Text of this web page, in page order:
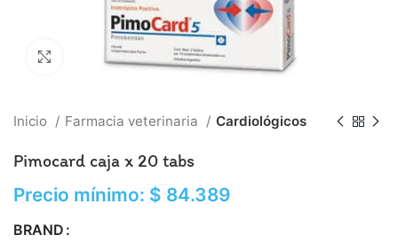
Click to enlarge
Inicio Farmacia veterinaria Cardiológicos
Pimocard caja x 20 tabs
Precio mínimo: $ 84.389
BRAND